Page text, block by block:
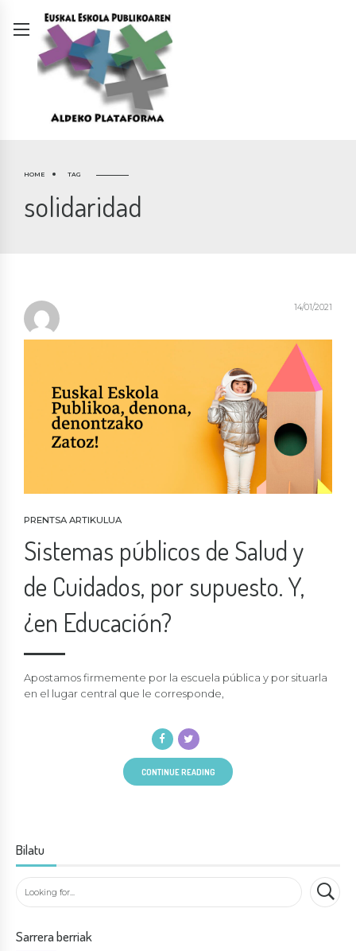
HOME TAG
solidaridad
14/01/2021
PRENTSA ARTIKULUA
Sistemas públicos de Salud y
de Cuidados, por supuesto. Y,
¿en Educación?
Apostamos firmemente por la escuela pública y por situarla
en el lugar central que le corresponde,
CONTINUE READING
Bilatu
Sarrera berriak